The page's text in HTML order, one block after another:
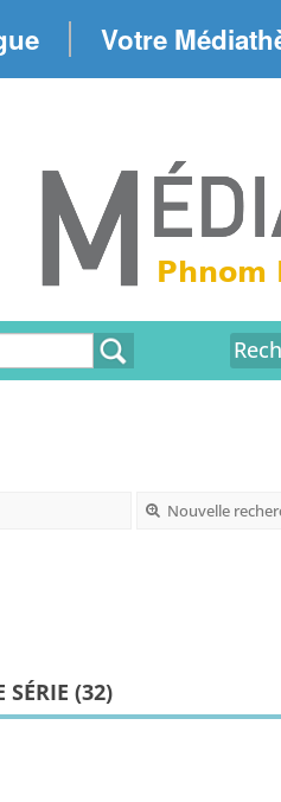
Votre
Nouvelle
SÉRIE (32)